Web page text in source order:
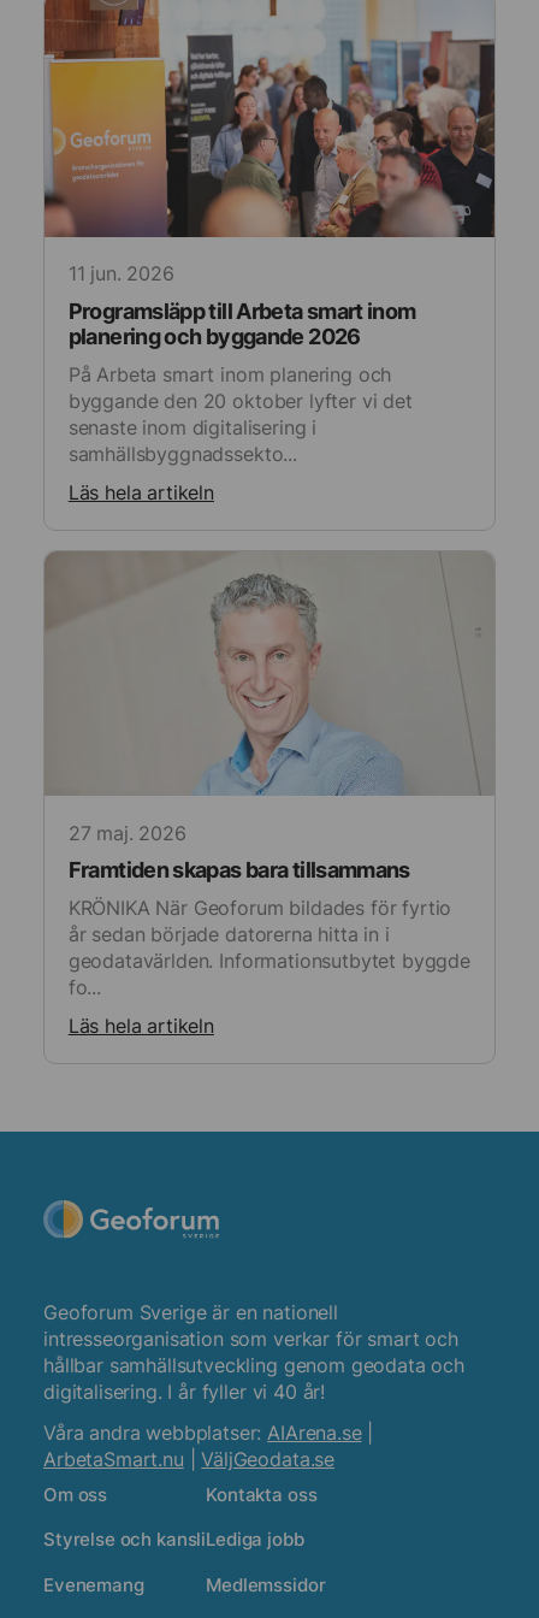
11 jun. 2026
Programsläpp till Arbeta smart inom
planering och byggande 2026
På Arbeta smart inom planering och
byggande den 20 oktober lyfter vi det
senaste inom digitalisering i
samhällsbyggnadssekto...
Läs hela artikeln
27 maj. 2026
Framtiden skapas bara tillsammans
KRÖNIKA När Geoforum bildades för fyrtio
år sedan började datorerna hitta in i
geodatavärlden. Informationsutbytet byggde
fo...
Läs hela artikeln
Geoforum Sverige är en nationell
intresseorganisation som verkar för smart och
hållbar samhällsutveckling genom geodata och
digitalisering. I år fyller vi 40 år!
Våra andra webbplatser: AIArena.se|
ArbetaSmart.nu |VäljGeodata.se
Om oss
Styrelse och kansli
Evenemang
Kontakta oss
Lediga jobb
Medlemssidor
anpassade
annonser